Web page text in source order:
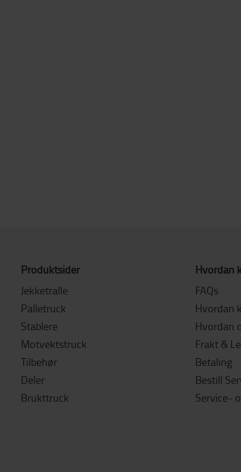
Produktsider
Jekketralle
Palletruck
Stablere
Motvektstruck
Tilbehør
Deler
Brukttruck
Hvordan
FAQs
Hvordan
Hvordan
Frakt &
Betaling
Bestill
Service-